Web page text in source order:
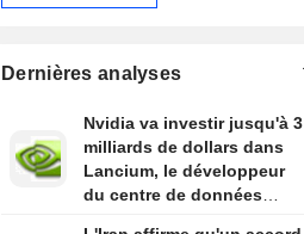
Dernières analyses
Nvidia va investir jusqu'à 3
milliards de dollars dans
Lancium, le développeur
du centre de données